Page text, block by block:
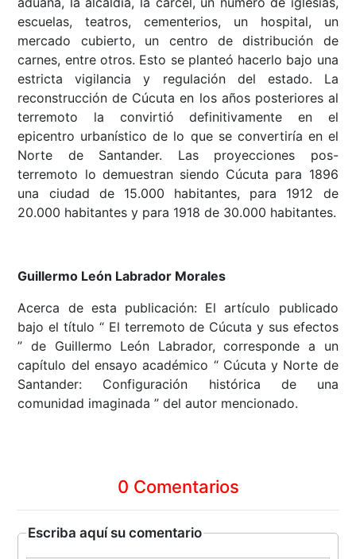
escuelas, teatros, cementerios, un hospital, un
mercado cubierto, un centro de distribución de
carnes, entre otros. Esto se planteó hacerlo bajo una
estricta vigilancia y regulación del estado. La
reconstrucción de Cúcuta en los años posteriores al
terremoto la convirtió definitivamente en el
epicentro urbanístico de lo que se convertiría en el
Norte de Santander. Las proyecciones pos-
terremoto lo demuestran siendo Cúcuta para 1896
una ciudad de 15.000 habitantes, para 1912 de
20.000 habitantes y para 1918 de 30.000 habitantes.
Guillermo León Labrador Morales
Acerca de esta publicación: El artículo publicado
bajo el título “ El terremoto de Cúcuta y sus efectos
” de Guillermo León Labrador, corresponde a un
capítulo del ensayo académico “ Cúcuta y Norte de
Santander: Configuración histórica de una
comunidad imaginada ” del autor mencionado.
0 Comentarios
Escriba aquí su comentario